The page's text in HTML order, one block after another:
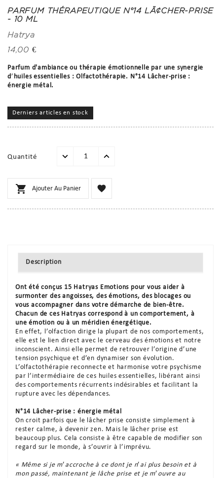
PARFUM THÉRAPEUTIQUE N°14 LÃ¢CHER-PRISE
- 10 ML
Hatrya
14,00 €
Parfum d'ambiance ou thérapie émotionnelle par une synergie
d’ huiles essentielles : Olfactothérapie. N°14 Lâcher-prise :
énergie métal.
Derniers articles en stock
Quantité
 Ajouter Au Panier 
Description
Ont été conçus 15 Hatryas Emotions pour vous aider à
surmonter des angoisses, des émotions, des blocages ou
vous accompagner dans votre démarche de bien-être.
Chacun de ces Hatryas correspond à un comportement, à
une émotion ou à un méridien énergétique.
En effet, l’olfaction dirige la plupart de nos comportements,
elle est le lien direct avec le cerveau des émotions et notre
inconscient. Ainsi elle permet de retrouver l’origine d’une
tension psychique et d’en dynamiser son évolution.
L’olfactothérapie reconnecte et harmonise votre psychisme
par l’intermédiaire de ces huiles essentielles, libérant ainsi
des comportements récurrents indésirables et facilitant la
rupture avec les dépendances.
N°14 Lâcher-prise : énergie métal
On croit parfois que le lâcher prise consiste simplement à
rester calme, à devenir zen. Mais le lâcher prise est
beaucoup plus. Cela consiste à être capable de modifier son
regard sur le monde, à s’ouvrir à l’imprévu.
« Même si je m’ accroche à ce dont je n’ ai plus besoin et à
mon passé, maintenant je lâche prise et je m’ ouvre au